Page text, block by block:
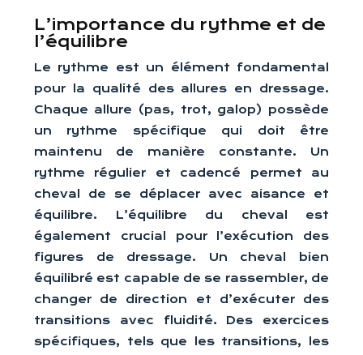
L’importance du rythme et de
l’équilibre
Le rythme est un élément fondamental
pour la qualité des allures en dressage.
Chaque allure (pas, trot, galop) possède
un rythme spécifique qui doit être
maintenu de manière constante. Un
rythme régulier et cadencé permet au
cheval de se déplacer avec aisance et
équilibre. L’équilibre du cheval est
également crucial pour l’exécution des
figures de dressage. Un cheval bien
équilibré est capable de se rassembler, de
changer de direction et d’exécuter des
transitions avec fluidité. Des exercices
spécifiques, tels que les transitions, les